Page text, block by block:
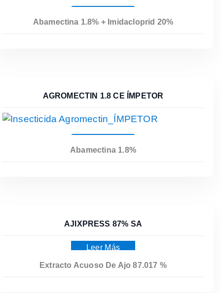
Leer Más
Abamectina 1.8% + Imidacloprid 20%
AGROMECTIN 1.8 CE ÍMPETOR
Leer Más
Abamectina 1.8%
AJIXPRESS 87% SA
Leer Más
Extracto Acuoso De Ajo 87.017 %